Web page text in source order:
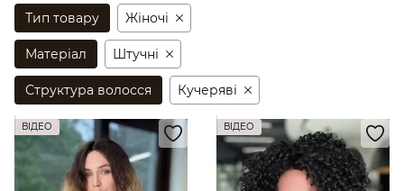
Тип товару Жіночi
Матеріал Штучні
Структура волосся Кучеряві
ВІДЕО ВІДЕО